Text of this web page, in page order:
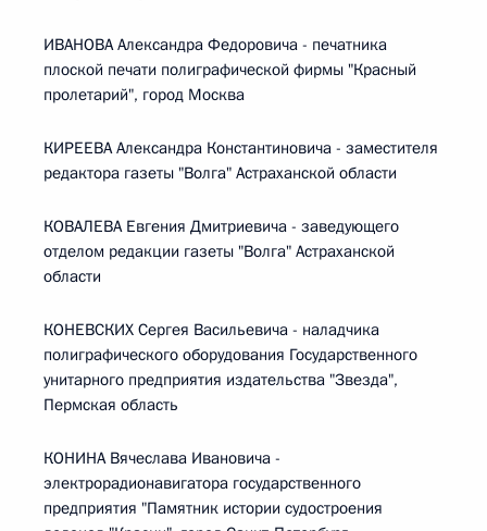
ИВАНОВА Александра Федоровича - печатника
плоской печати полиграфической фирмы "Красный
пролетарий", город Москва
КИРЕЕВА Александра Константиновича - заместителя
редактора газеты "Волга" Астраханской области
КОВАЛЕВА Евгения Дмитриевича - заведующего
отделом редакции газеты "Волга" Астраханской
области
КОНЕВСКИХ Сергея Васильевича - наладчика
полиграфического оборудования Государственного
унитарного предприятия издательства "Звезда",
Пермская область
КОНИНА Вячеслава Ивановича -
электрорадионавигатора государственного
предприятия "Памятник истории судостроения